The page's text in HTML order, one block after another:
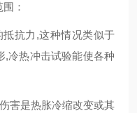
：
抗力 ,这种情况类似于
,冷热冲击试验能使各种
害是热胀冷缩改变或其